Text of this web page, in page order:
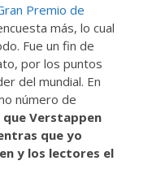
Premio de
más, lo cual
Fue un fin de
por los puntos
del mundial. En
número de
Verstappen
que yo
y los lectores el